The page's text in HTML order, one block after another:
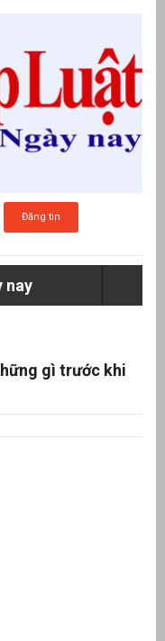
Đăng tin
nay
gì trước khi